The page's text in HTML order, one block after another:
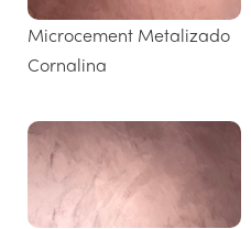
Microcement Metalizado
Cornalina